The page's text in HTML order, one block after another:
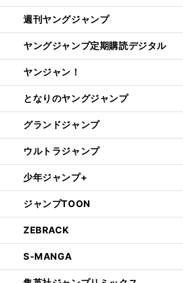
週刊ヤングジャンプ
ヤングジャンプ定期購読デジタル
ヤンジャン！
となりのヤングジャンプ
グランドジャンプ
ウルトラジャンプ
少年ジャンプ+
ジャンプTOON
ZEBRACK
S-MANGA